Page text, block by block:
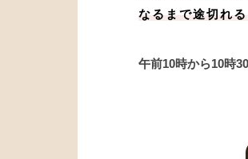
なるまで途切れ
午前10時から10時